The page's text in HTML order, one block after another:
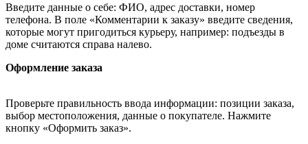
Введите данные о себе: ФИО, адрес доставки, номер
телефона. В поле «Комментарии к заказу» введите сведения,
которые могут пригодиться курьеру, например: подъезды в
доме считаются справа налево.
Оформление заказа
Проверьте правильность ввода информации: позиции заказа,
выбор местоположения, данные о покупателе. Нажмите
кнопку «Оформить заказ».